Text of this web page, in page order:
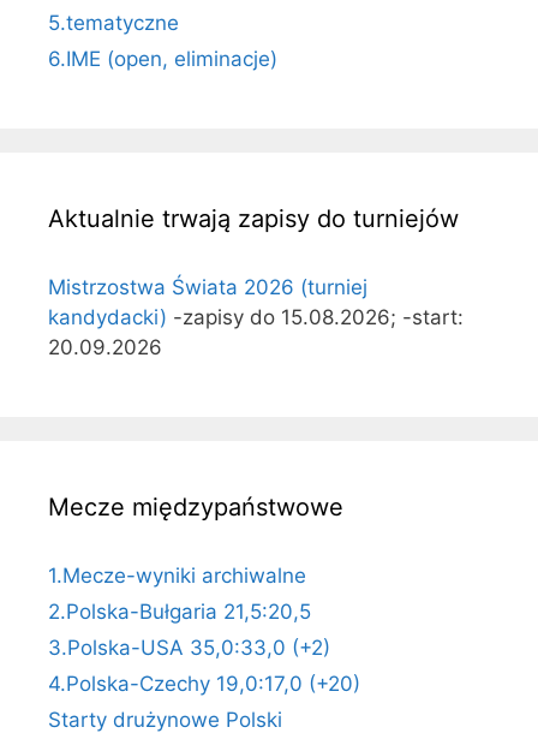
5.tematyczne
6.IME (open, eliminacje)
Aktualnie trwają zapisy do turniejów
Mistrzostwa Świata 2026 (turniej
kandydacki) -zapisy do 15.08.2026; -start:
20.09.2026
Mecze międzypaństwowe
1.Mecze-wyniki archiwalne
2.Polska-Bułgaria 21,5:20,5
3.Polska-USA 35,0:33,0 (+2)
4.Polska-Czechy 19,0:17,0 (+20)
Starty drużynowe Polski